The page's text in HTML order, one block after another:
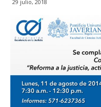
29 julio, 2018